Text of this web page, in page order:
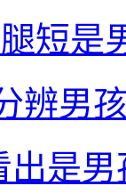
短是
辨男
是男